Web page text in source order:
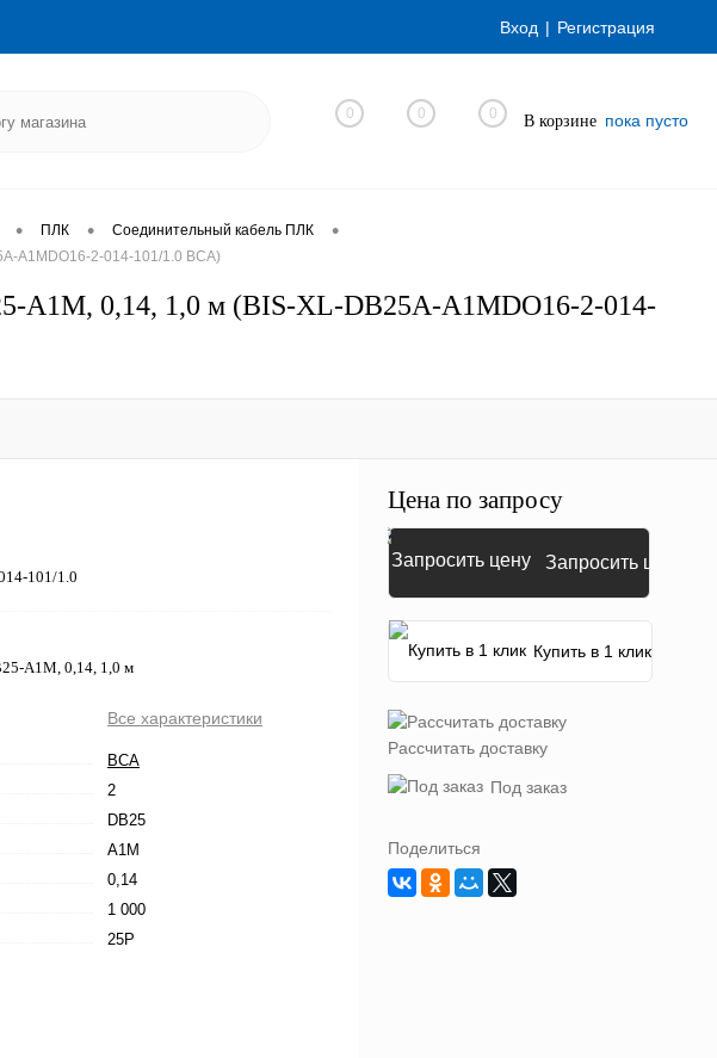
Вход Регистрация
0 0 0 В корзине пока пусто
• ПЛК • Соединительный кабель ПЛК •
A1MDO16-2-014-101/1.0 ВСА)
A1M, 0,14, 1,0 м (BIS-XL-DB25A-A1MDO16-2-014-
101/1.0
A1M, 0,14, 1,0 м
Все характеристики
ВСА
2
DB25
A1M
0,14
1 000
25P
Цена по запросу
Запросить цену
Купить в 1 клик
Рассчитать доставку
Под заказ
Поделиться